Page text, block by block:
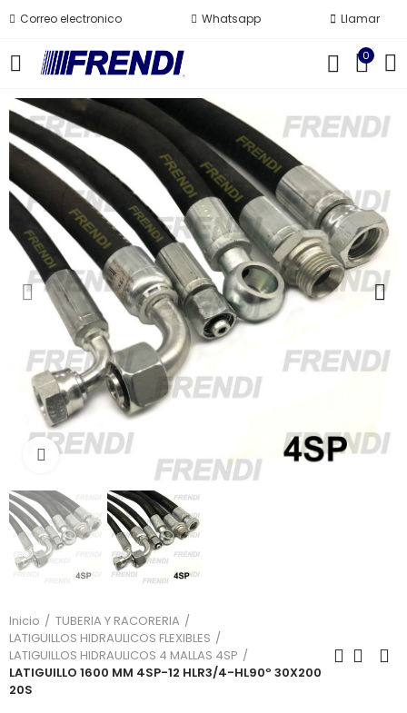
Correo electronico Whatsapp Llamar
0
Click para agrandar
Inicio
TUBERIA Y RACORERIA
LATIGUILLOS HIDRAULICOS FLEXIBLES
LATIGUILLOS HIDRAULICOS 4 MALLAS 4SP
LATIGUILLO 1600 MM 4SP-12 HLR3/4-HL90º 30X200
20S